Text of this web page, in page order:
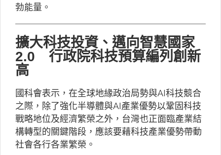
勃能量。
擴大科技投資、邁向智慧國家
2.0 行政院科技預算編列創新
高
國科會表示，在全球地緣政治局勢與AI科技競合
之際，除了強化半導體與AI產業優勢以鞏固科技
戰略地位及經濟繁榮之外，台灣也正面臨產業結
構轉型的關鍵階段，應該要藉科技產業優勢帶動
社會各行各業繁榮。